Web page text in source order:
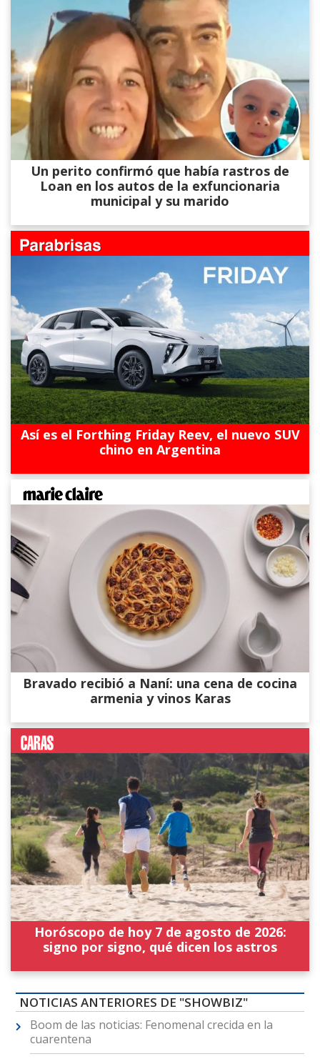
Un perito confirmó que había rastros de
Loan en los autos de la exfuncionaria
municipal y su marido
Así es el Forthing Friday Reev, el nuevo SUV
chino en Argentina
Bravado recibió a Naní: una cena de cocina
armenia y vinos Karas
Horóscopo de hoy 7 de agosto de 2026:
signo por signo, qué dicen los astros
NOTICIAS ANTERIORES DE "SHOWBIZ"
Boom de las noticias: Fenomenal crecida en la
cuarentena